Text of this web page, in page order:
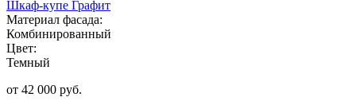
Шкаф-купе Графит
Материал фасада:
Комбинированный
Цвет:
Темный
от 42 000 руб.